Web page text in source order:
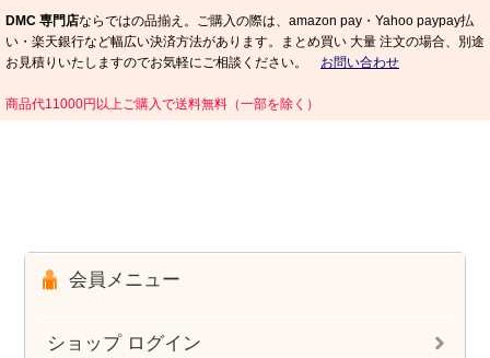
DMC 専門店ならではの品揃え。ご購入の際は、amazon pay・Yahoo paypay払
い・楽天銀行など幅広い決済方法があります。まとめ買い 大量 注文の場合、別途
お見積りいたしますのでお気軽にご相談ください。 お問い合わせ
商品代11000円以上ご購入で送料無料（一部を除く）
会員メニュー
ショップ ログイン